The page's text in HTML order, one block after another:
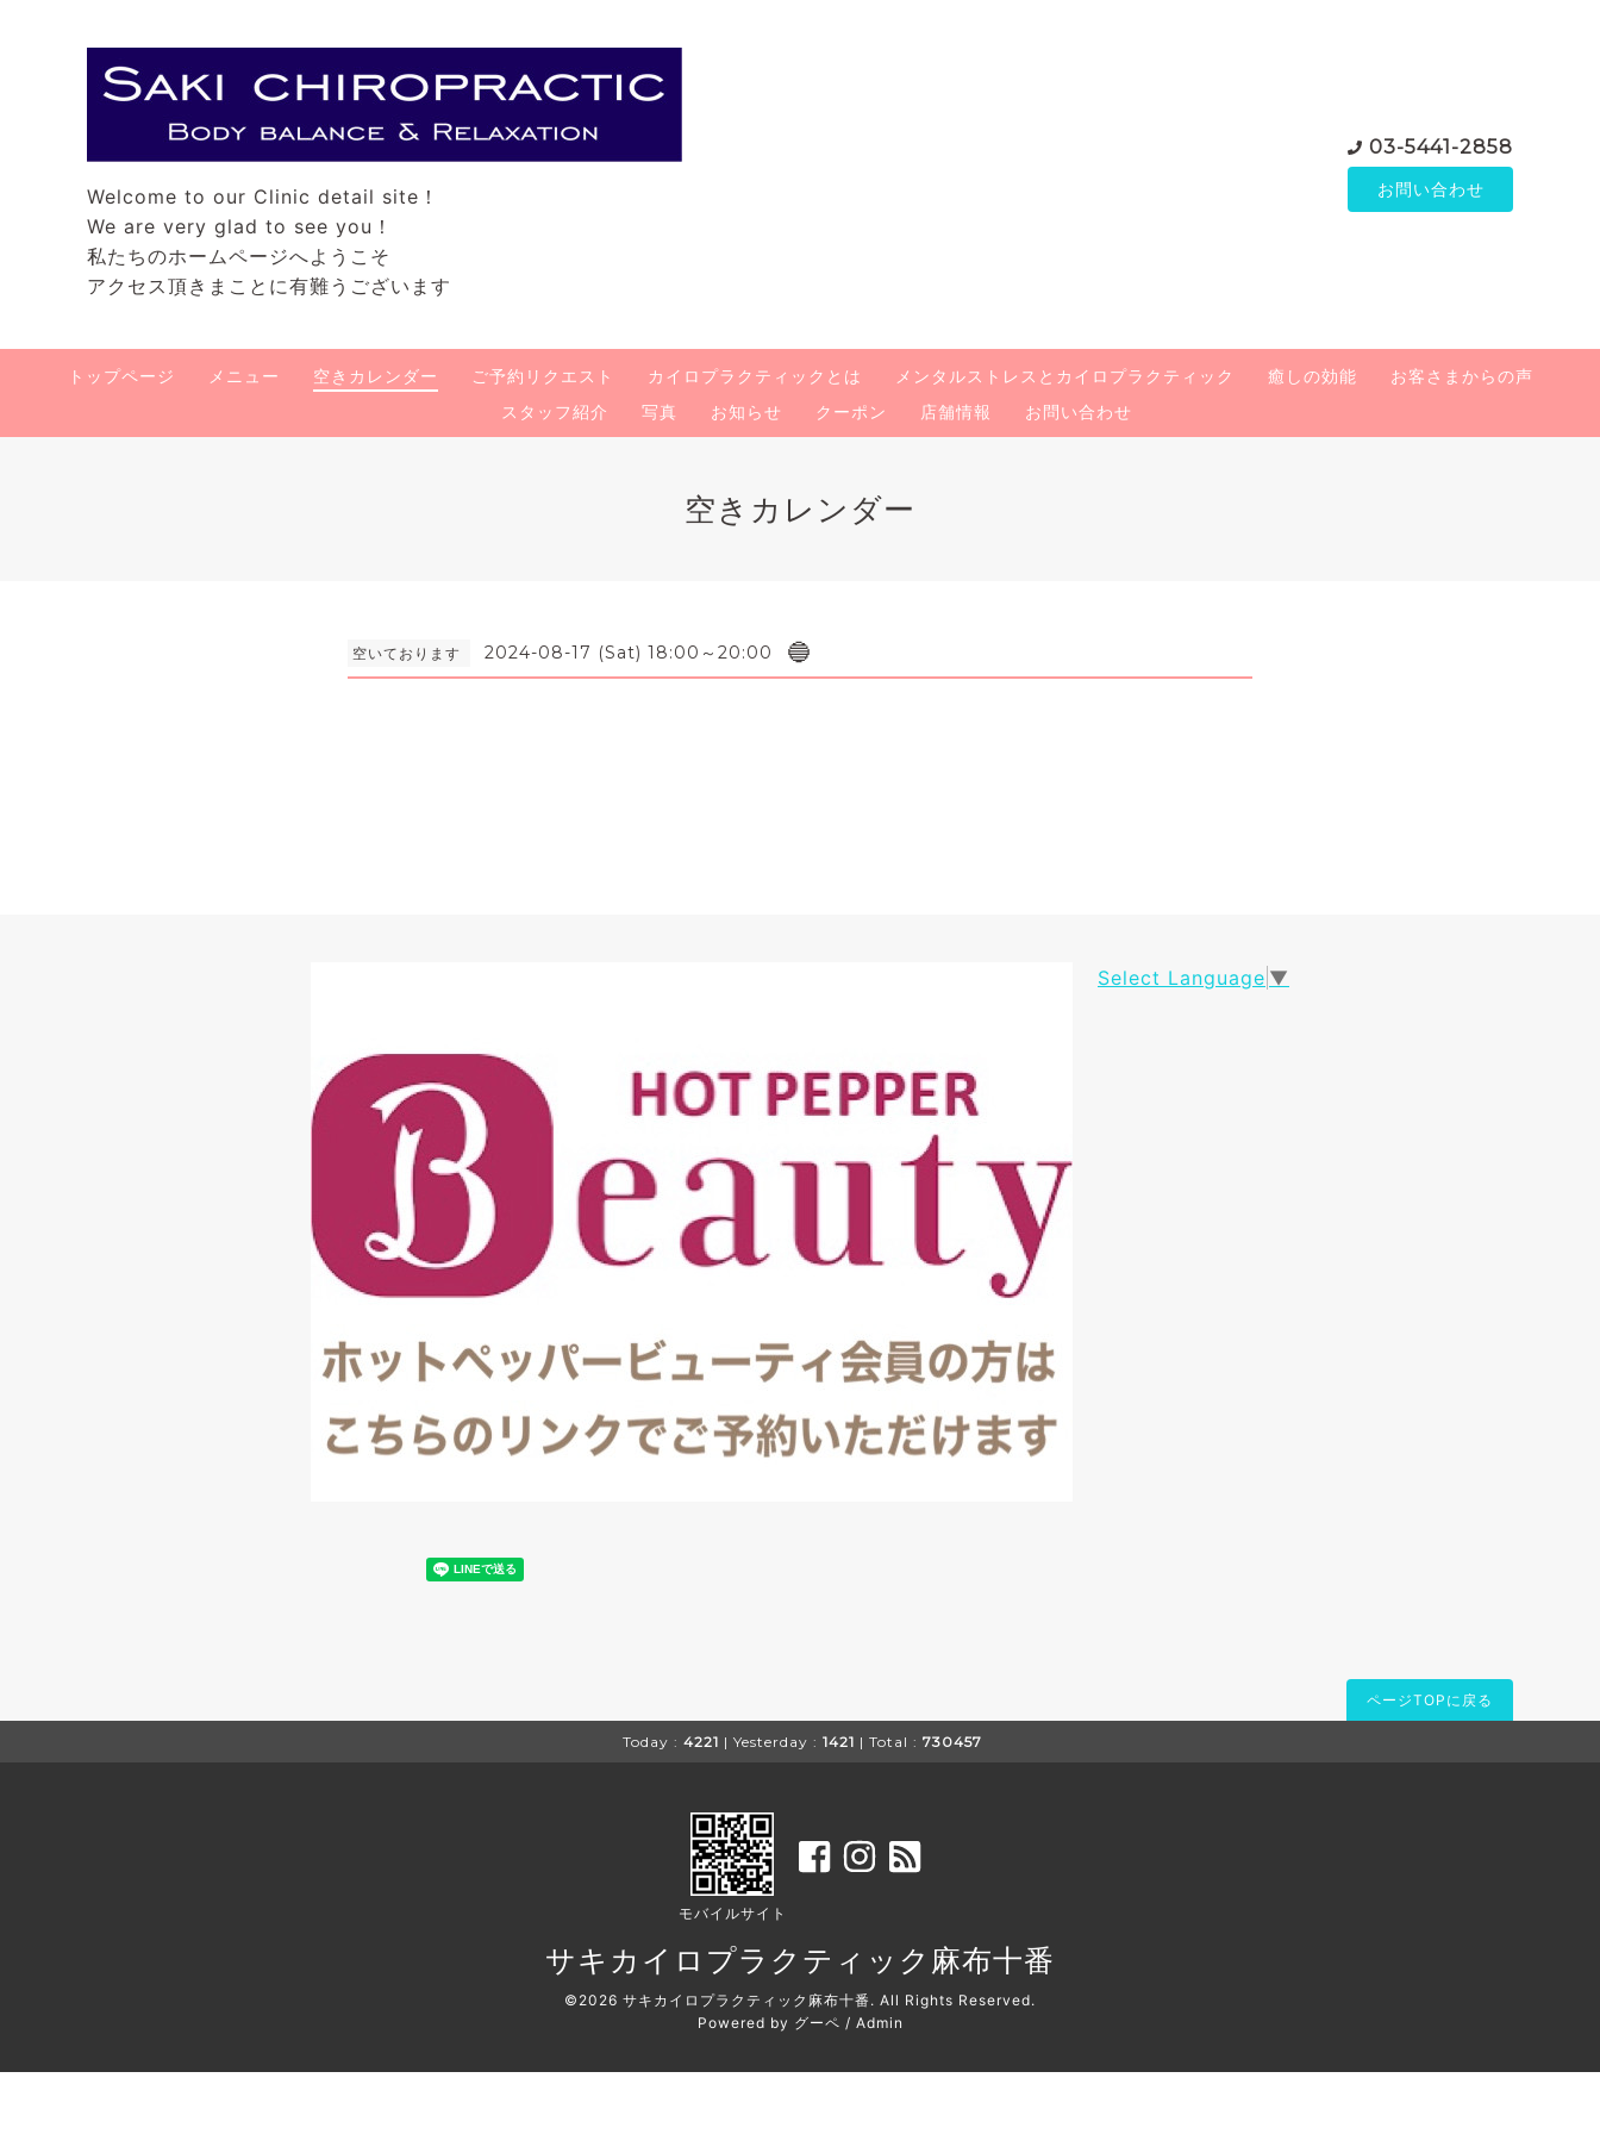
Welcome to our Clinic detail site！
We are very glad to see you！
私たちのホームページへようこそ
アクセス頂きまことに有難うございます
03-5441-2858
お問い合わせ
トップページ メニュー 空きカレンダー ご予約リクエスト カイロプラクティックとは メンタルストレスとカイロプラクティック 癒しの効能
お客さまからの声
スタッフ紹介
写真 お知らせ クーポン 店舗情報 お問い合わせ
空きカレンダー
空いております 2024-08-17 (Sat) 18:00～20:00 🔵
Select Language ▼
ページTOPに戻る
Today : 4221 | Yesterday : 1421 | Total : 730457
モバイルサイト
サキカイロプラクティック麻布十番
©2026 サキカイロプラクティック麻布十番 . All Rights Reserved.
Powered by グーペ / Admin